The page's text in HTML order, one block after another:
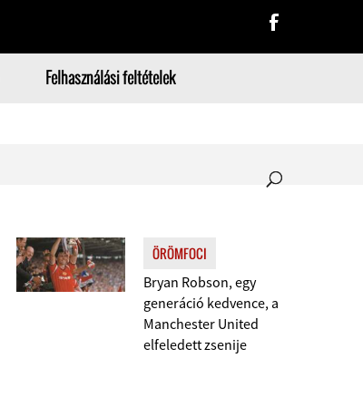
Felhasználási feltételek
ÖRÖMFOCI
Bryan Robson, egy
generáció kedvence, a
Manchester United
elfeledett zsenije